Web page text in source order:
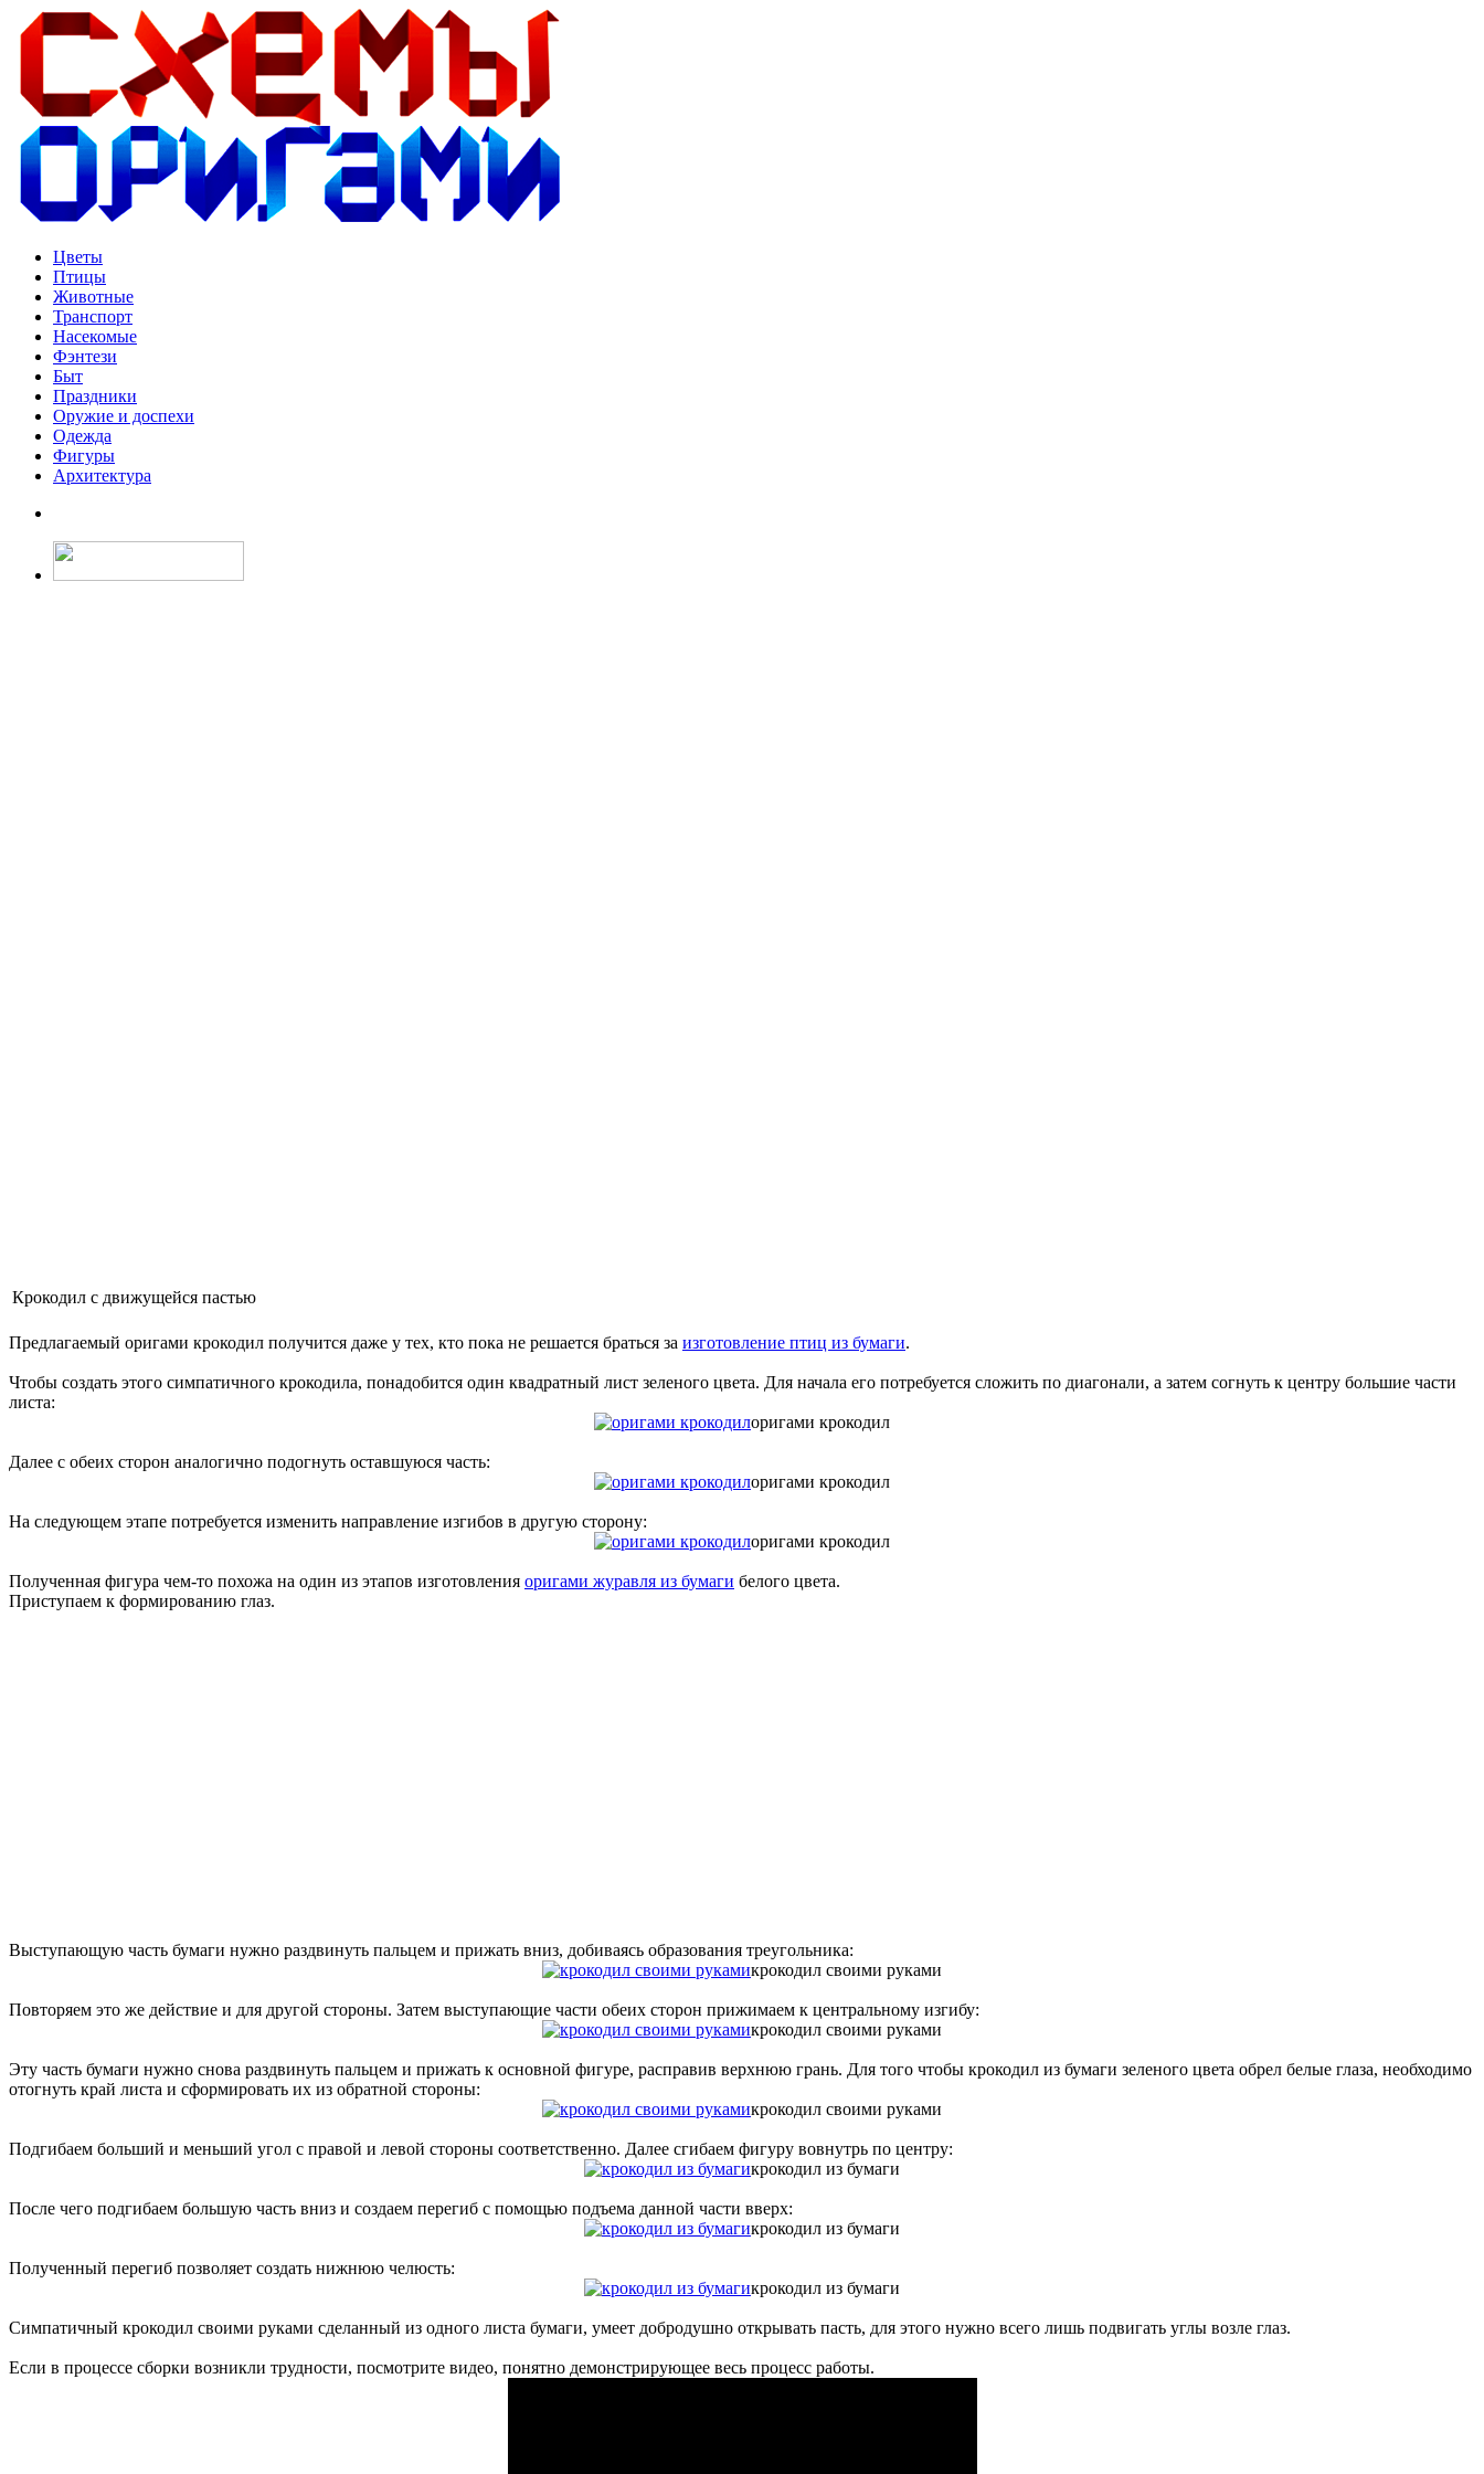
Цветы
Птицы
Животные
Транспорт
Насекомые
Фэнтези
Быт
Праздники
Оружие и доспехи
Одежда
Фигуры
Архитектура
Крокодил с движущейся пастью
Предлагаемый оригами крокодил получится даже у тех, кто пока не решается браться за изготовление птиц из бумаги.
Чтобы создать этого симпатичного крокодила, понадобится один квадратный лист зеленого цвета. Для начала его потребуется сложить по диагонали, а затем согнуть к центру большие части
листа:
оригами крокодил
Далее с обеих сторон аналогично подогнуть оставшуюся часть:
оригами крокодил
На следующем этапе потребуется изменить направление изгибов в другую сторону:
оригами крокодил
Полученная фигура чем-то похожа на один из этапов изготовления оригами журавля из бумаги белого цвета.
Приступаем к формированию глаз.
Выступающую часть бумаги нужно раздвинуть пальцем и прижать вниз, добиваясь образования треугольника:
крокодил своими руками
Повторяем это же действие и для другой стороны. Затем выступающие части обеих сторон прижимаем к центральному изгибу:
крокодил своими руками
Эту часть бумаги нужно снова раздвинуть пальцем и прижать к основной фигуре, расправив верхнюю грань. Для того чтобы крокодил из бумаги зеленого цвета обрел белые глаза, необходимо
отогнуть край листа и сформировать их из обратной стороны:
крокодил своими руками
Подгибаем больший и меньший угол с правой и левой стороны соответственно. Далее сгибаем фигуру вовнутрь по центру:
крокодил из бумаги
После чего подгибаем большую часть вниз и создаем перегиб с помощью подъема данной части вверх:
крокодил из бумаги
Полученный перегиб позволяет создать нижнюю челюсть:
крокодил из бумаги
Симпатичный крокодил своими руками сделанный из одного листа бумаги, умеет добродушно открывать пасть, для этого нужно всего лишь подвигать углы возле глаз.
Если в процессе сборки возникли трудности, посмотрите видео, понятно демонстрирующее весь процесс работы.